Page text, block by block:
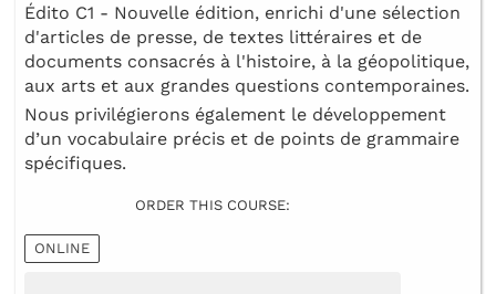
Édito C1 - Nouvelle édition, enrichi d'une sélection
d'articles de presse, de textes littéraires et de
documents consacrés à l'histoire, à la géopolitique,
aux arts et aux grandes questions contemporaines.
Nous privilégierons également le développement
d’un vocabulaire précis et de points de grammaire
spécifiques.
ORDER THIS COURSE:
ONLINE